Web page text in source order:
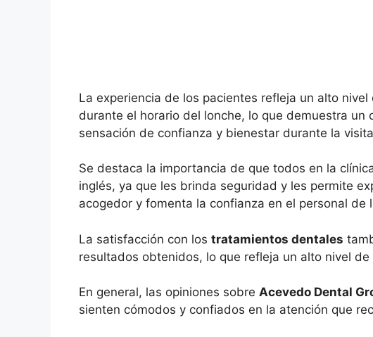
La experiencia de los pacientes refleja un alto
durante el horario del lonche, lo que demuestra
sensación de confianza y bienestar durante la
Se destaca la importancia de que todos en la
inglés, ya que les brinda seguridad y les permite
acogedor y fomenta la confianza en el personal de
La satisfacción con los tratamientos dentales
resultados obtenidos, lo que refleja un alto nivel
En general, las opiniones sobre Acevedo Dental
sienten cómodos y confiados en la atención que